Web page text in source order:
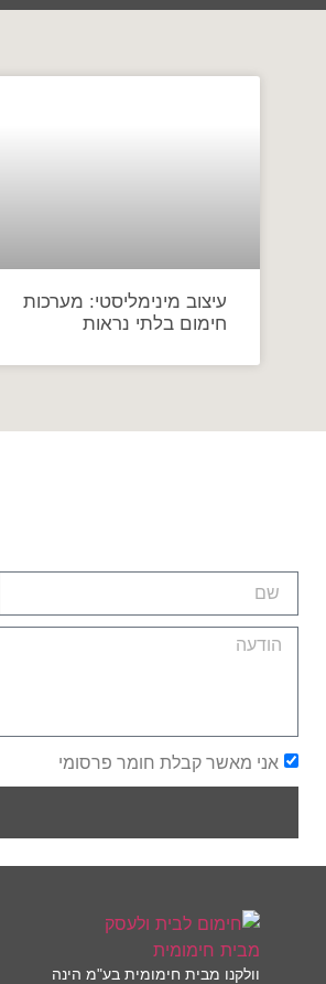
עיצוב מינימליסטי: מערכות
חימום בלתי נראות
אני מאשר קבלת חומר פרסומי
וולקנו מבית חימומית בע"מ הינה